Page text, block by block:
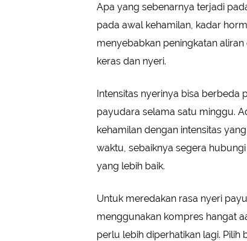
Apa yang sebenarnya terjadi
pada awal kehamilan, kadar
menyebabkan peningkatan
keras dan nyeri.
Intensitas nyerinya bisa berbeda
payudara selama satu minggu.
kehamilan dengan intensitas
waktu, sebaiknya segera
yang lebih baik.
Untuk meredakan rasa nyeri
menggunakan kompres hangat
perlu lebih diperhatikan lagi.